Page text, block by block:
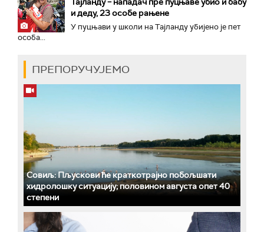
и деду, 23 особе рањене
У пуцњави у школи на Тајланду убијено је пет
особа...
ПРЕПОРУЧУЈЕМО
Совиљ: Пљускови ће краткотрајно побољшати
хидролошку ситуацију; половином августа опет 40
степени